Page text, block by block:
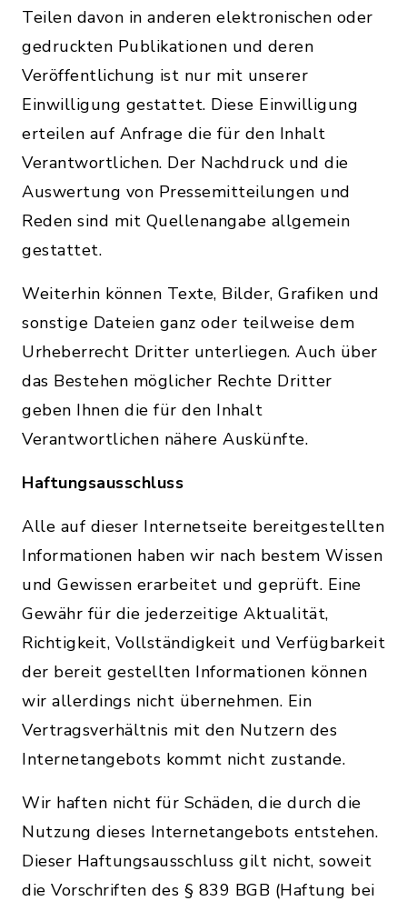
Teilen davon in anderen elektronischen oder
gedruckten Publikationen und deren
Veröffentlichung ist nur mit unserer
Einwilligung gestattet. Diese Einwilligung
erteilen auf Anfrage die für den Inhalt
Verantwortlichen. Der Nachdruck und die
Auswertung von Pressemitteilungen und
Reden sind mit Quellenangabe allgemein
gestattet.
Weiterhin können Texte, Bilder, Grafiken und
sonstige Dateien ganz oder teilweise dem
Urheberrecht Dritter unterliegen. Auch über
das Bestehen möglicher Rechte Dritter
geben Ihnen die für den Inhalt
Verantwortlichen nähere Auskünfte.
Haftungsausschluss
Alle auf dieser Internetseite bereitgestellten
Informationen haben wir nach bestem Wissen
und Gewissen erarbeitet und geprüft. Eine
Gewähr für die jederzeitige Aktualität,
Richtigkeit, Vollständigkeit und Verfügbarkeit
der bereit gestellten Informationen können
wir allerdings nicht übernehmen. Ein
Vertragsverhältnis mit den Nutzern des
Internetangebots kommt nicht zustande.
Wir haften nicht für Schäden, die durch die
Nutzung dieses Internetangebots entstehen.
Dieser Haftungsausschluss gilt nicht, soweit
die Vorschriften des § 839 BGB (Haftung bei